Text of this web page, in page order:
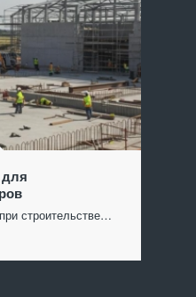
строительстве…